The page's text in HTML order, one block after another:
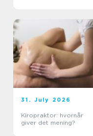
31. July 2026
Kiropraktor: hvornår
giver det mening?